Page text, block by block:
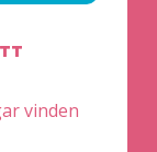
vinden